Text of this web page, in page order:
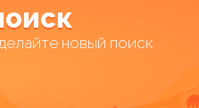
новый поиск